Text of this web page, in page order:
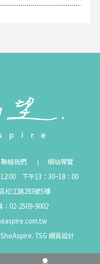
聯絡我們
網站導覽
下午13：30~18：00
松江路283號5樓
：02-2509-9002
TSG 網頁設計